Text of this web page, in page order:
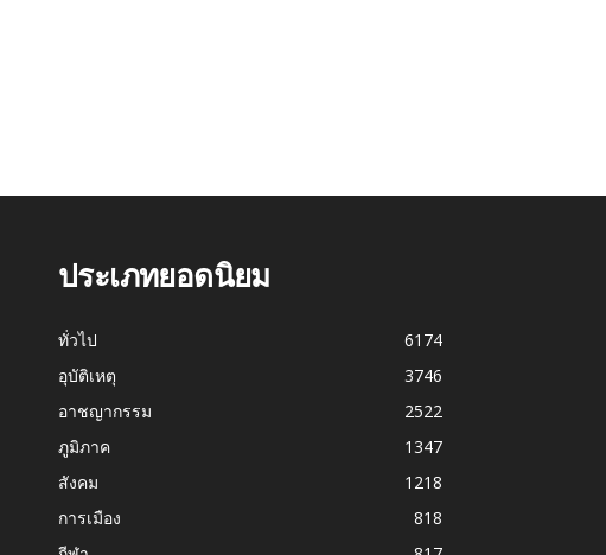
ประเภทยอดนิยม
ทั่วไป
6174
อุบัติเหตุ
3746
อาชญากรรม
2522
ภูมิภาค
1347
สังคม
1218
การเมือง
818